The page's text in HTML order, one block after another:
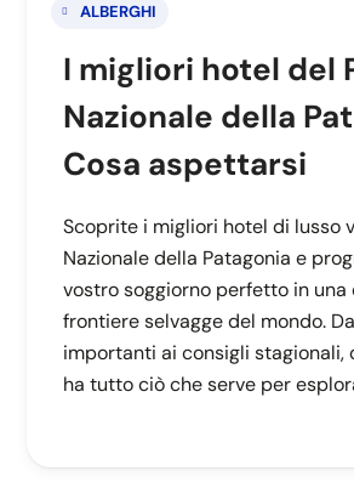
ALBERGHI
I migliori hotel del
Nazionale della
Cosa aspettarsi
Scoprite i migliori hotel di lusso
Nazionale della Patagonia e
vostro soggiorno perfetto in
frontiere selvagge del mondo.
importanti ai consigli stagionali,
ha tutto ciò che serve per